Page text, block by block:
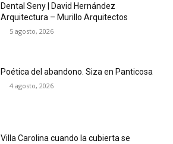
Dental Seny | David Hernández
Arquitectura – Murillo Arquitectos
5 agosto, 2026
Poética del abandono. Siza en Panticosa
4 agosto, 2026
Villa Carolina cuando la cubierta se